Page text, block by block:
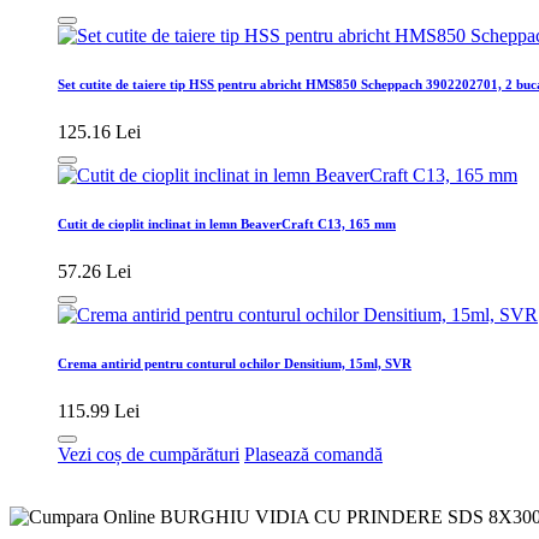
Set cutite de taiere tip HSS pentru abricht HMS850 Scheppach 3902202701, 2
125.16 Lei
Cutit de cioplit inclinat in lemn BeaverCraft C13, 165 mm
57.26 Lei
Crema antirid pentru conturul ochilor Densitium, 15ml, SVR
115.99 Lei
Vezi coș de cumpărături Plasează comandă